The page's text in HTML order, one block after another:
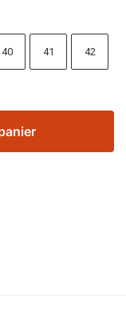
40 41 42